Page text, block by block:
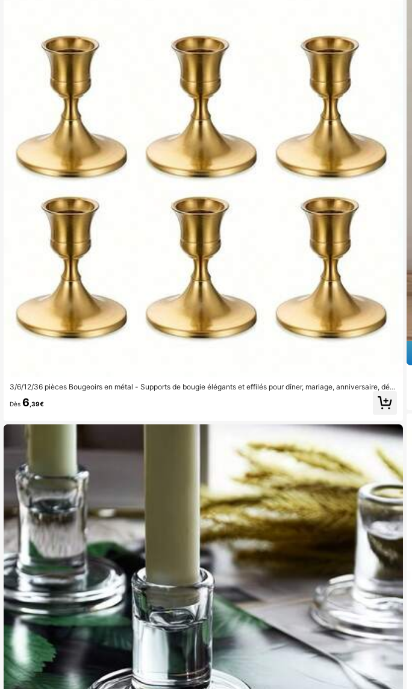
3/6/12/36 pièces Bougeoirs en métal - Supports de bougie élégants et effilés pour dîner, mariage, anniversaire, déc
oration de la maison et de l'hôtel - Installations polyvalentes pour fête et décoration de la maison, centre de table id
éal pour salle à manger et cadeau - Bougies non incluses
Dès 6 ,39€